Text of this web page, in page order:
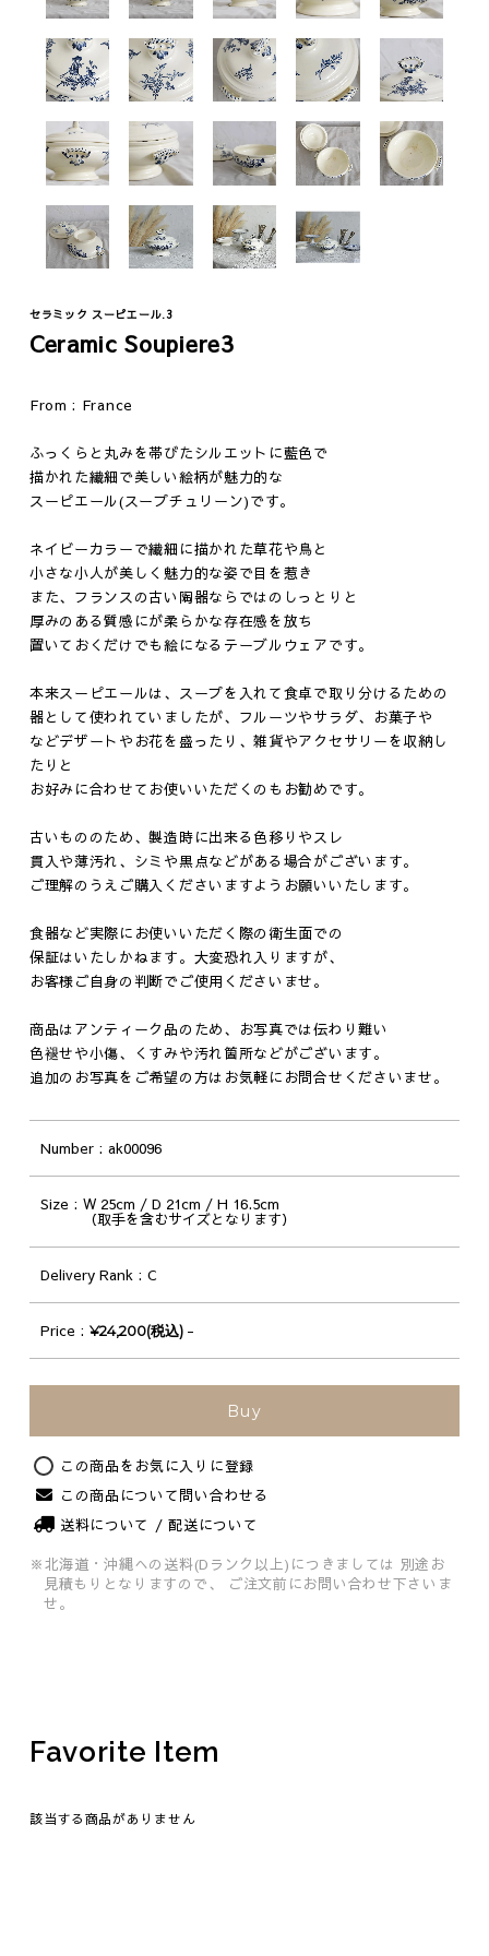
ジュエリー
Original
セラミック スーピエール.3
Ceramic Soupiere3
From : France
ふっくらと丸みを帯びたシルエットに藍色で
描かれた繊細で美しい絵柄が魅力的な
スーピエール(スープチュリーン)です。
ネイビーカラーで繊細に描かれた草花や鳥と
小さな小人が美しく魅力的な姿で目を惹き
また、フランスの古い陶器ならではのしっとりと
厚みのある質感にが柔らかな存在感を放ち
置いておくだけでも絵になるテーブルウェアです。
本来スーピエールは、スープを入れて食卓で取り分けるための
器として使われていましたが、フルーツやサラダ、お菓子や
などデザートやお花を盛ったり、雑貨やアクセサリーを収納し
たりと
お好みに合わせてお使いいただくのもお勧めです。
古いもののため、製造時に出来る色移りやスレ
貫入や薄汚れ、シミや黒点などがある場合がございます。
ご理解のうえご購入くださいますようお願いいたします。
食器など実際にお使いいただく際の衛生面での
保証はいたしかねます。大変恐れ入りますが、
お客様ご自身の判断でご使用くださいませ。
商品はアンティーク品のため、お写真では伝わり難い
色褪せや小傷、くすみや汚れ箇所などがございます。
追加のお写真をご希望の方はお気軽にお問合せくださいませ。
Number ak00096
Size W 25cm / D 21cm / H 16.5cm
（取手を含むサイズとなります）
Delivery Rank C
Price ¥24,200(税込) -
Buy
この商品をお気に入りに登録
この商品について問い合わせる
送料について / 配送について
※北海道・沖縄への送料(Dランク以上)につきましては 別途お
見積もりとなりますので、
ご注文前にお問い合わせ下さいま
せ。
Favorite Item
該当する商品がありません